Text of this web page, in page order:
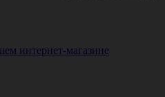
интернет-магазине